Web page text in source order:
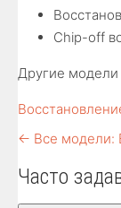
Chip-off
Другие модели
← Все модели:
Часто